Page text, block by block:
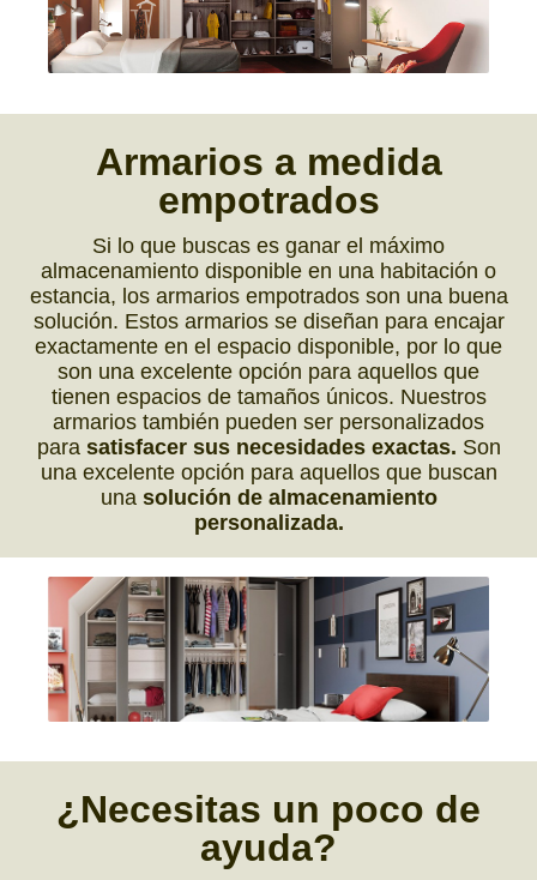
Armarios a medida
empotrados
Si lo que buscas es ganar el máximo
almacenamiento disponible en una habitación o
estancia, los armarios empotrados son una buena
solución. Estos armarios se diseñan para encajar
exactamente en el espacio disponible, por lo que
son una excelente opción para aquellos que
tienen espacios de tamaños únicos. Nuestros
armarios también pueden ser personalizados
para satisfacer sus necesidades exactas. Son
una excelente opción para aquellos que buscan
una solución de almacenamiento
personalizada.
¿Necesitas un poco de
ayuda?